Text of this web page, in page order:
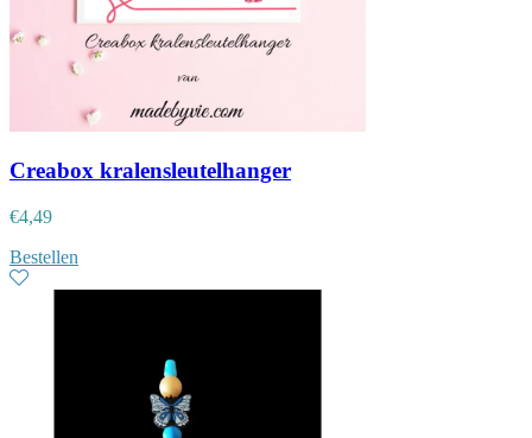
Creabox kralensleutelhanger
€4,49
Bestellen